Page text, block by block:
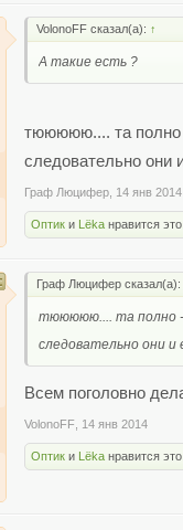
VolonoFF сказал(а): ↑
А такие есть ?
тююююю.... та полно
следовательно они
Граф Люцифер 14 янв 2014
Оптик и Lёka нравится это.
Граф Люцифер сказал(а):
тююююю.... та полно -
следовательно они и
Всем поголовно
VolonoFF 14 янв 2014
Оптик и Lёka нравится это.